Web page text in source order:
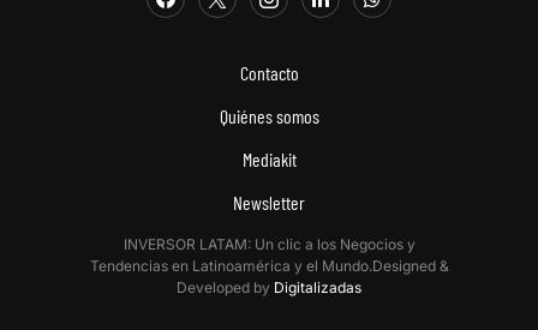
Contacto
Quiénes somos
Mediakit
Newsletter
INVERSOR LATAM: Un clic a los Negocios y
Tendencias en Latinoamérica y el Mundo.Designed &
Developed by Digitalizadas